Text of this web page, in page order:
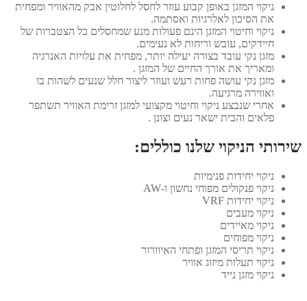
ניקוי המזגן באופן קבוע עוזר לחסל לחלוטין אבק מהאוויר ומפחית
את הסיכון לאלרגיות ואסתמה.
ניקוי וחיטוי המזגן הינם פעולות מנע שמחסלים כל הצטברות של
חיידקים, עובש וריחות לא נעימים.
מזגן נקי עובד בצורה יעילה יותר, מפחית את עלויות האנרגיה
ומאריך את אורך החיים של המזגן .
מזגן נקי עושה פחות רעש ועוזר ליצור חלל שנעים לשהות בו
ואווירה מרגיעה.
אחרי שנבצע ניקוי וחיטוי מקצועי למזגן זרימת האוויר תשתפר
פלאים והבית ישאר נעים וצונן .
שירותי הניקוי שלנו כוללים:
ניקוי יחידות פנימיות
ניקוי פנקולים מפוחי נחשון ו-AW
ניקוי יחידות VRF
ניקוי מעבים
ניקוי מאיידים
ניקוי מפוחים
ניקוי תריסי המזגן ופתחי האיוורור
ניקוי תעלות מיזוג אוויר
ניקוי מזגן נייד